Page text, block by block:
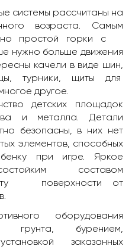
системы рассчитаны на
возраста. Самым
простой горки с
нужно больше движения
качели в виде шин,
турники, щиты для
другое.
детских площадок
и металла. Детали
безопасны, в них нет
элементов, способных
при игре. Яркое
составом
поверхности от
оборудования
грунта, бурением,
заказанных